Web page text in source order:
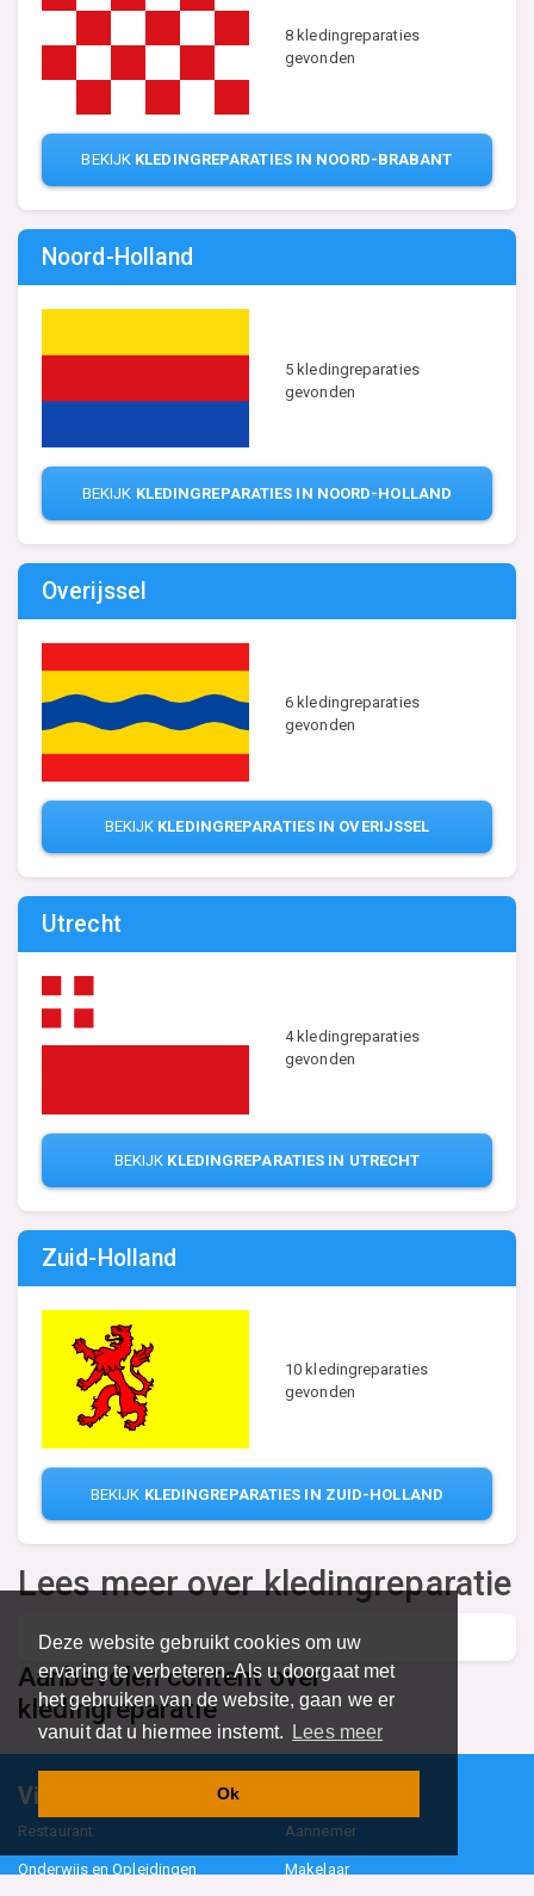
Deze website gebruikt cookies om uw
ervaring te verbeteren. Als u doorgaat met
het gebruiken van de website, gaan we er
vanuit dat u hiermee instemt.
Lees meer
Ok
8 kledingreparaties
gevonden
BEKIJK KLEDINGREPARATIES IN NOORD-BRABANT
Noord-Holland
5 kledingreparaties
gevonden
BEKIJK KLEDINGREPARATIES IN NOORD-HOLLAND
Overijssel
6 kledingreparaties
gevonden
BEKIJK KLEDINGREPARATIES IN OVERIJSSEL
Utrecht
4 kledingreparaties
gevonden
BEKIJK KLEDINGREPARATIES IN UTRECHT
Zuid-Holland
10 kledingreparaties
gevonden
BEKIJK KLEDINGREPARATIES IN ZUID-HOLLAND
Lees meer over kledingreparatie
Aanbevolen content over
kledingreparatie
Vind specalisten in uw regio
Restaurant Aannemer
Onderwijs en Opleidingen Makelaar